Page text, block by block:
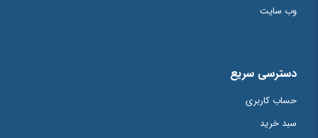
وب سایت
دسترسی سریع
حساب کاربری
سبد خرید